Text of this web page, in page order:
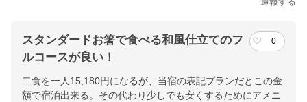
スタンダードお箸で食べる和風仕立てのフ
ルコースが良い！
0
二食を一人15,180円になるが、当宿の表記プランだとこの金
額で宿泊出来る。その代わり少しでも安くするためにアメニ